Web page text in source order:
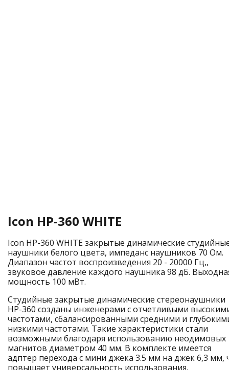
Icon HP-360 WHITE
Icon HP-360 WHITE закрытые динамические
наушники белого цвета, импеданс наушников 70 Ом.
Диапазон частот воспроизведения 20 - 20000 Гц,,
звуковое давление каждого наушника 98 дБ.
мощность 100 мВт.
Студийные закрытые динамические стереонаушники
HP-360 созданы инженерами с отчетливыми
частотами, сбалансированными средними и
низкими частотами. Такие характеристики стали
возможными благодаря использованию неодимовых
магнитов диаметром 40 мм. В комплекте имеется
адптер перехода с мини джека 3.5 мм на джек 6,3 мм,
повышает универсальность использования.